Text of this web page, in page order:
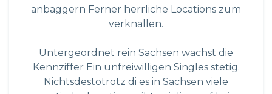
anbaggern Ferner herrliche Locations zum
verknallen.
Untergeordnet rein Sachsen wachst die
Kennziffer Ein unfreiwilligen Singles stetig.
Nichtsdestotrotz di es in Sachsen viele